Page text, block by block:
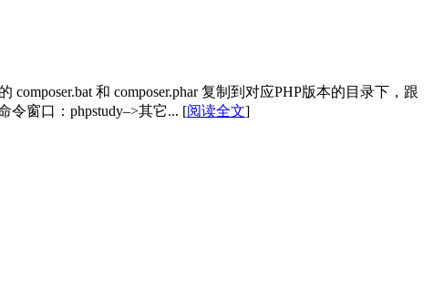
composer.bat 和 composer.phar 复制到对应PHP版本的目录下，跟
令窗口：phpstudy–>其它... [阅读全文]